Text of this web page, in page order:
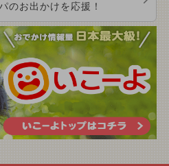
のお出かけを応援！